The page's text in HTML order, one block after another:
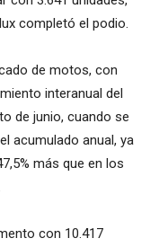
completó el podio.
de motos, con
interanual del
de junio, cuando se
acumulado anual, ya
más que en los
con 10.417